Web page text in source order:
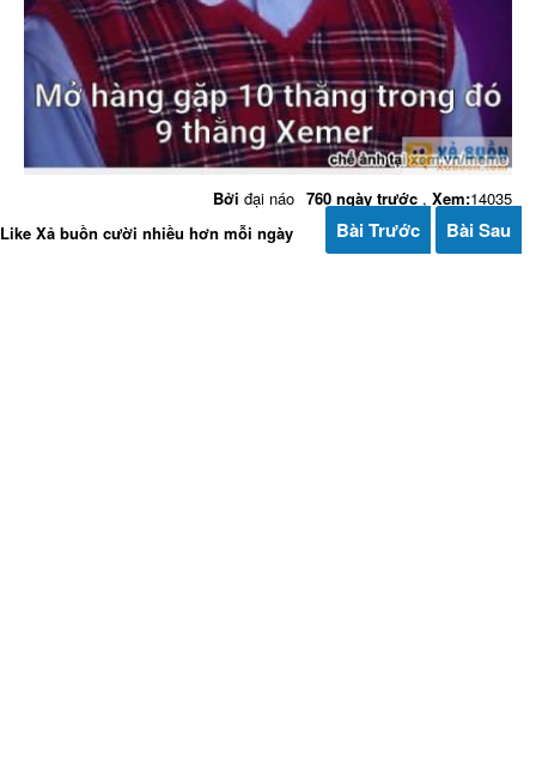
760 ngày trước , Xem:14035
Bởi đại náo
Bài Trước Bài Sau
Like Xả buồn cười nhiều hơn mỗi ngày